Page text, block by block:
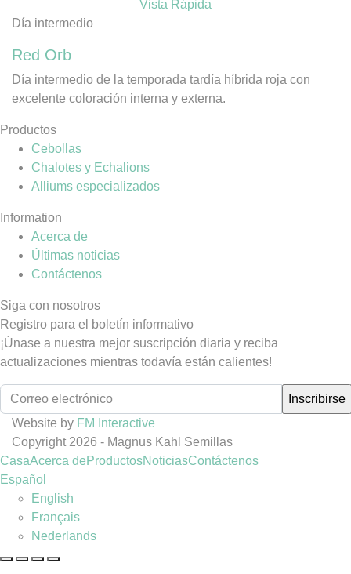
Vista Rápida
Día intermedio
Red Orb
Día intermedio de la temporada tardía híbrida roja con
excelente coloración interna y externa.
Productos
Cebollas
Chalotes y Echalions
Alliums especializados
Information
Acerca de
Últimas noticias
Contáctenos
Siga con nosotros
Registro para el boletín informativo
¡Únase a nuestra mejor suscripción diaria y reciba
actualizaciones mientras todavía están calientes!
Website by FM Interactive
Copyright 2026 - Magnus Kahl Semillas
CasaAcerca deProductosNoticiasContáctenos
Español
English
Français
Nederlands